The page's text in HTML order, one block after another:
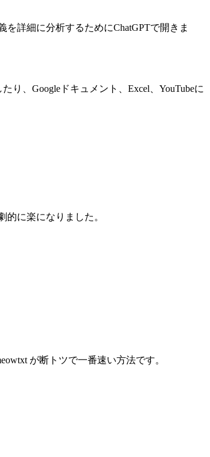
詳細に分析するためにChatGPTで開きま
、Googleドキュメント、Excel、YouTubeに
に楽になりました。
が断トツで一番速い方法です。